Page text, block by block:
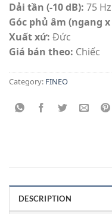
Dải tần (-10 dB): 75
Góc phủ âm (ngang x
Xuất xứ: Đức
Giá bán theo: Chiếc
Category: FINEO
DESCRIPTION